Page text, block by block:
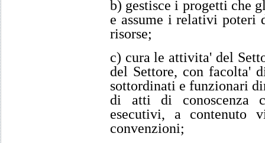
b) gestisce i progetti che
e assume i relativi poteri
risorse;
c) cura le attivita' del
del Settore, con facolta'
sottordinati e funzionari
di atti di conoscenza
esecutivi, a contenuto
convenzioni;